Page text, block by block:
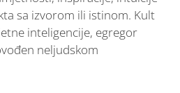
sa izvorom ili istinom. Kult
inteligencije, egregor
neljudskom